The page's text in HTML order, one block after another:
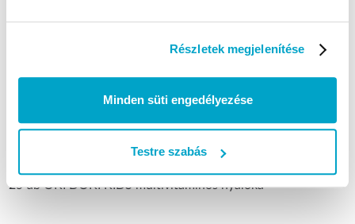
Részletek megjelenítése
Minden süti engedélyezése
Testre szabás
82,3 µg 5,1 μg 102
*NRV: Vitaminok és ásványi anyagok napi beviteli
25 db OKI DOKI KIDS multivitaminos nyalóka